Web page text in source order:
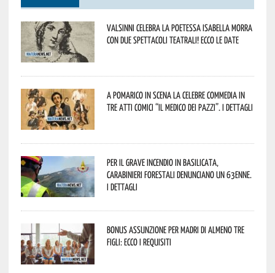
Valsinni celebra la poetessa Isabella Morra
con due spettacoli teatrali! Ecco le date
A Pomarico in scena la celebre commedia in
tre atti comici “Il medico dei pazzi”. I dettagli
Per il grave incendio in Basilicata,
Carabinieri forestali denunciano un 63enne.
I dettagli
Bonus assunzione per madri di almeno tre
figli: ecco i requisiti